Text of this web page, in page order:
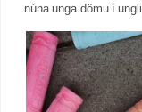
núna unga dömu í